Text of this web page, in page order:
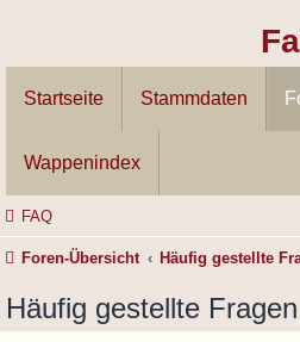
Startseite Stammdaten
Wappenindex
FAQ
Foren-Übersicht Häufig gestellte
Häufig gestellte Fragen